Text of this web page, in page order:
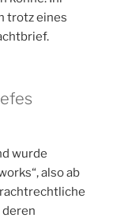
trotz eines
wurde
also ab